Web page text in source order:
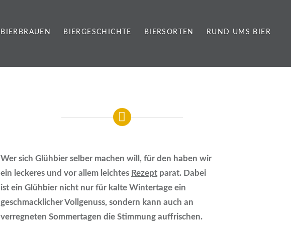
BIERBRAUEN BIERGESCHICHTE BIERSORTEN RUND UMS BIER
Wer sich Glühbier selber machen will, für den haben wir
ein leckeres und vor allem leichtes Rezept parat. Dabei
ist ein Glühbier nicht nur für kalte Wintertage ein
geschmacklicher Vollgenuss, sondern kann auch an
verregneten Sommertagen die Stimmung auffrischen.